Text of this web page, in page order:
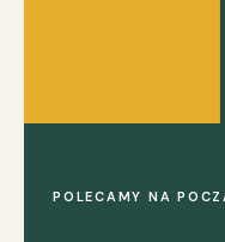
POLECAMY NA